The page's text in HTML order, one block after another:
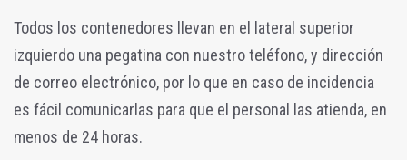
Todos los contenedores llevan en el lateral superior
izquierdo una pegatina con nuestro teléfono, y dirección
de correo electrónico, por lo que en caso de incidencia
es fácil comunicarlas para que el personal las atienda, en
menos de 24 horas.